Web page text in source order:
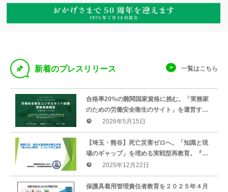
D 新着のプレスリリース 一覧はこちら
合格率20%の難関国家資格に挑む。「実務家
のための労働安全衛生のサイト」を運営する
柳川行雄氏による「労働安全衛生コンサルタ
ント試験対策講座」を新規開講
2026年5月15日
【埼玉・熊谷】死亡災害ゼロへ。「知識と現
場のギャップ」を埋める実戦型再教育。『酸
素欠乏・硫化水素危険作業主任者 能力向上教
育』を2026年4月より新規開講
2025年12月22日
保護具着用管理責任者教育を２０２５年４月